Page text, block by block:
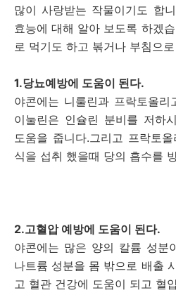
많이 사랑받는 작물이기도 합
효능에 대해 알아 보도록 하겠
로 먹기도 하고 볶거나 부침으
1.당뇨예방에 도움이 된다.
야콘에는 니룰린과 프락토올
이눌린은 인슐린 분비를 저하
도움을 줍니다.그리고 프락토
식을 섭취 했을때 당의 흡수를
2.고혈압 예방에 도움이 된다.
야콘에는 많은 양의 칼륨 성분
나트륨 성분을 몸 밖으로 배출
고 혈관 건강에 도움이 되고 혈